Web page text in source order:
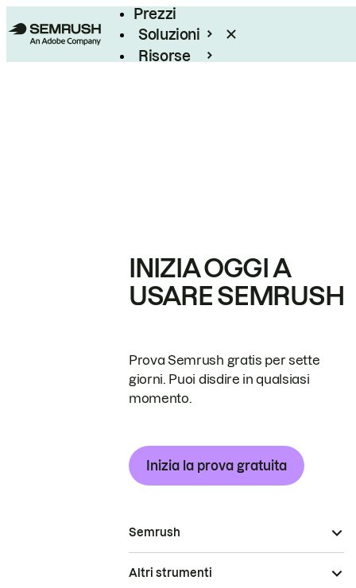
Prezzi
Soluzioni
Risorse
INIZIA OGGI A
USARE SEMRUSH
Prova Semrush gratis per sette
giorni. Puoi disdire in qualsiasi
momento.
Inizia la prova gratuita
Semrush
Altri strumenti